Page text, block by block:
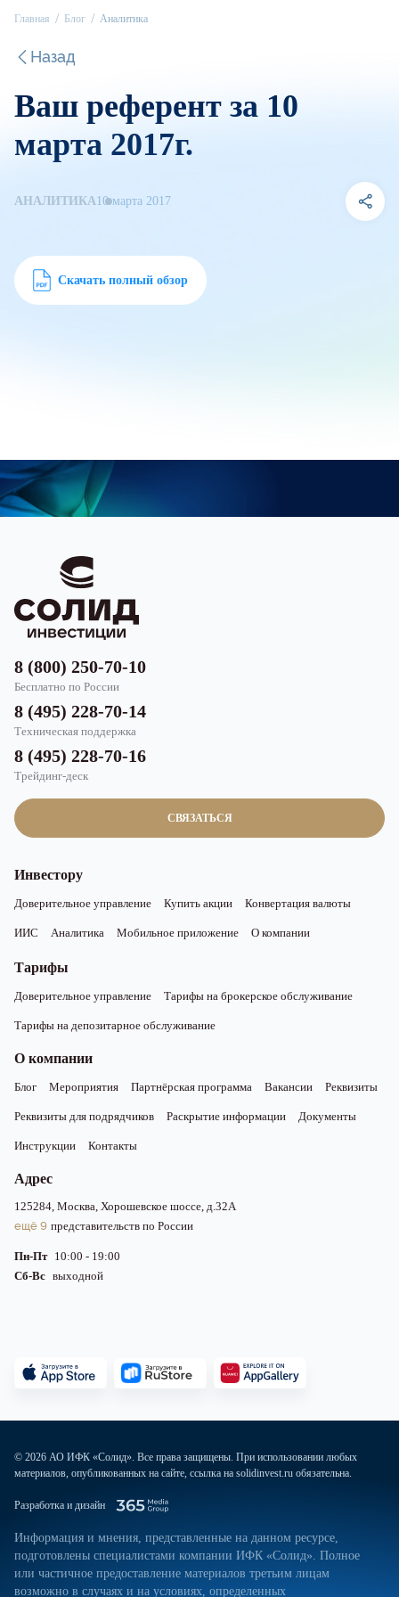
Главная Блог Аналитика
Назад
Ваш референт за 10
марта 2017г.
АНАЛИТИКА10 марта 2017
Скачать полный обзор
СВЯЗАТЬСЯ
8 (800) 250-70-10
Бесплатно по России
8 (495) 228-70-14
Техническая поддержка
8 (495) 228-70-16
Трейдинг-деск
Инвестору
Доверительное управление Купить акции Конвертация валюты
ИИС Аналитика Мобильное приложение О компании
Тарифы
Доверительное управление Тарифы на брокерское обслуживание
Тарифы на депозитарное обслуживание
О компании
Блог Мероприятия Партнёрская программа Вакансии Реквизиты
Реквизиты для подрядчиков Раскрытие информации Документы
Инструкции Контакты
Адрес
125284, Москва, Хорошевское шоссе, д.32А
ещё 9 представительств по России
Пн-Пт 10:00 - 19:00
Сб-Вс выходной
© 2026 АО ИФК «Солид». Все права защищены. При использовании любых
материалов, опубликованных на сайте, ссылка на solidinvest.ru обязательна.
Разработка и дизайн
Информация и мнения, представленные на данном ресурсе,
подготовлены специалистами компании ИФК «Солид». Полное
или частичное предоставление материалов третьим лицам
возможно в случаях и на условиях, определенных